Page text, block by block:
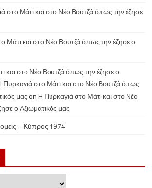
στο Μάτι και στο Νέο Βουτζά όπως την έζησε
Μάτι και στο Νέο Βουτζά όπως την έζησε ο
και στο Νέο Βουτζά όπως την έζησε ο
Πυρκαγιά στο Μάτι και στο Νέο Βουτζά όπως
μαςonH Πυρκαγιά στο Μάτι και στο Νέο
ο Αξιωματικός μας
– Κύπρος 1974